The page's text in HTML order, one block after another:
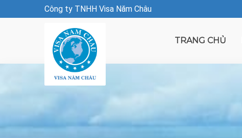
Công ty TNHH Visa Năm Châu
TRANG CHỦ